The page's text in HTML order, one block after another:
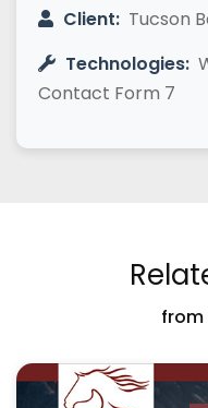
Client: Tucson
Technologies:
Contact Form 7